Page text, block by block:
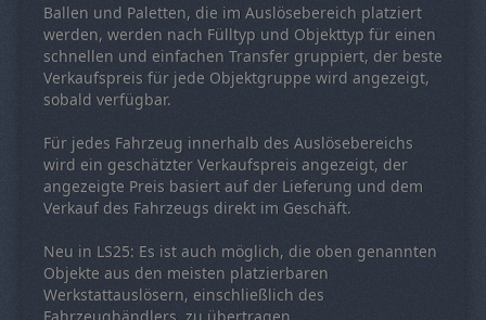
Ballen und Paletten, die im Auslösebereich platziert
werden, werden nach Fülltyp und Objekttyp für einen
schnellen und einfachen Transfer gruppiert, der beste
Verkaufspreis für jede Objektgruppe wird angezeigt,
sobald verfügbar.
Für jedes Fahrzeug innerhalb des Auslösebereichs
wird ein geschätzter Verkaufspreis angezeigt, der
angezeigte Preis basiert auf der Lieferung und dem
Verkauf des Fahrzeugs direkt im Geschäft.
Neu in LS25: Es ist auch möglich, die oben genannten
Objekte aus den meisten platzierbaren
Werkstattauslösern, einschließlich des